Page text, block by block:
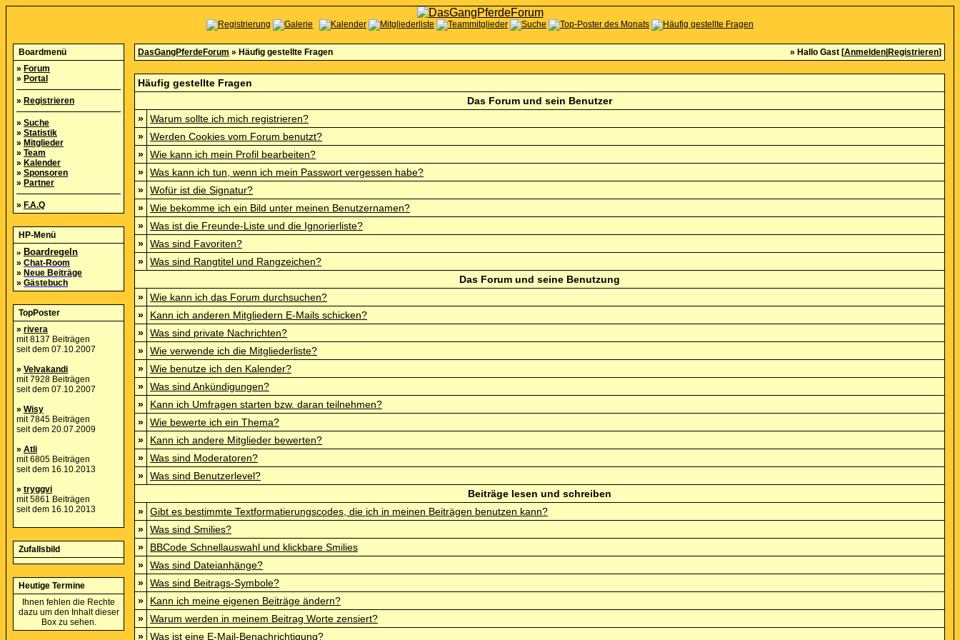
Boardmenü
» Forum
» Portal
» Registrieren
» Suche
» Statistik
» Mitglieder
» Team
» Kalender
» Sponsoren
» Partner
» F.A.Q
HP-Menü
» Boardregeln
» Chat-Room
» Neue Beiträge
» Gästebuch
TopPoster
» rivera
mit 8137 Beiträgen
seit dem 07.10.2007
» Velvakandi
mit 7928 Beiträgen
seit dem 07.10.2007
» Wisy
mit 7845 Beiträgen
seit dem 20.07.2009
» Atli
mit 6805 Beiträgen
seit dem 16.10.2013
» tryggvi
mit 5861 Beiträgen
seit dem 16.10.2013
Zufallsbild
Heutige Termine
Ihnen fehlen die Rechte
dazu um den Inhalt dieser
Box zu sehen.
DasGangPferdeForum » Häufig gestellte Fragen » Hallo Gast [Anmelden Registrieren]
Häufig gestellte Fragen
Das Forum und sein Benutzer
» Warum sollte ich mich registrieren?
» Werden Cookies vom Forum benutzt?
» Wie kann ich mein Profil bearbeiten?
» Was kann ich tun, wenn ich mein Passwort vergessen habe?
» Wofür ist die Signatur?
» Wie bekomme ich ein Bild unter meinen Benutzernamen?
» Was ist die Freunde-Liste und die Ignorierliste?
» Was sind Favoriten?
» Was sind Rangtitel und Rangzeichen?
Das Forum und seine Benutzung
» Wie kann ich das Forum durchsuchen?
»
Kann ich anderen Mitgliedern E-Mails schicken?
» Was sind private Nachrichten?
» Wie verwende ich die Mitgliederliste?
» Wie benutze ich den Kalender?
» Was sind Ankündigungen?
»
Kann ich Umfragen starten bzw. daran teilnehmen?
» Wie bewerte ich ein Thema?
»
Kann ich andere Mitglieder bewerten?
» Was sind Moderatoren?
» Was sind Benutzerlevel?
Beiträge lesen und schreiben
» Gibt es bestimmte Textformatierungscodes, die ich in meinen Beiträgen benutzen kann?
» Was sind Smilies?
»
BBCode Schnellauswahl und klickbare Smilies
» Was sind Dateianhänge?
» Was sind Beitrags-Symbole?
»
Kann ich meine eigenen Beiträge ändern?
» Warum werden in meinem Beitrag Worte zensiert?
» Was ist eine E-Mail-Benachrichtigung?